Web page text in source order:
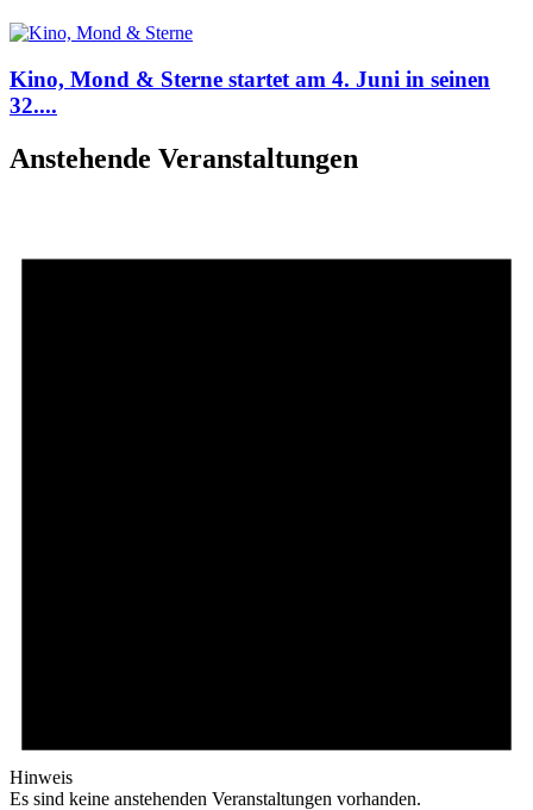
Kino, Mond & Sterne startet am 4. Juni in seinen
32....
Anstehende Veranstaltungen
Hinweis
Es sind keine anstehenden Veranstaltungen vorhanden.